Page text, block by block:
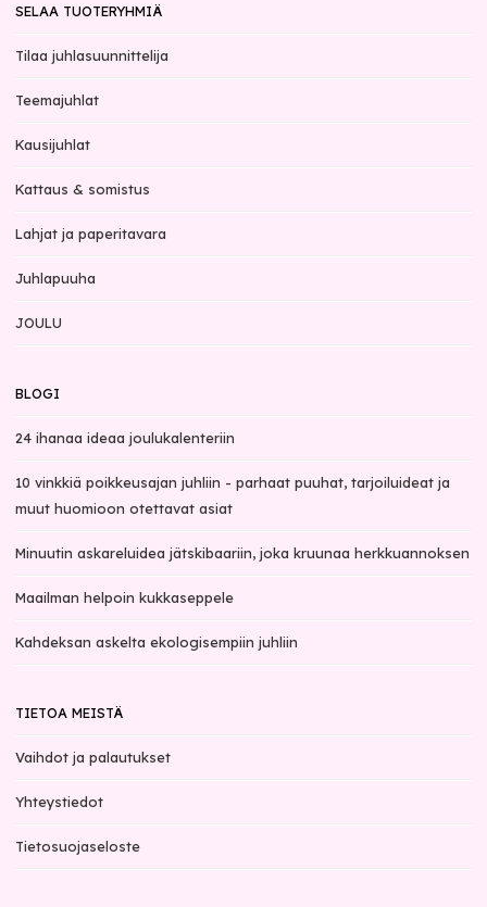
SELAA TUOTERYHMIÄ
Tilaa juhlasuunnittelija
Teemajuhlat
Kausijuhlat
Kattaus & somistus
Lahjat ja paperitavara
Juhlapuuha
JOULU
BLOGI
24 ihanaa ideaa joulukalenteriin
10 vinkkiä poikkeusajan juhliin - parhaat puuhat, tarjoiluideat ja
muut huomioon otettavat asiat
Minuutin askareluidea jätskibaariin, joka kruunaa herkkuannoksen
Maailman helpoin kukkaseppele
Kahdeksan askelta ekologisempiin juhliin
TIETOA MEISTÄ
Vaihdot ja palautukset
Yhteystiedot
Tietosuojaseloste